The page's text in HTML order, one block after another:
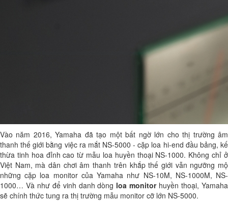
Vào năm 2016, Yamaha đã tạo một bất ngờ lớn cho thị trường âm
thanh thế giới bằng việc ra mắt NS-5000 - cặp loa hi-end đầu bảng, kế
thừa tinh hoa đỉnh cao từ mẫu loa huyền thoại NS-1000. Không chỉ ở
Việt Nam, mà dân chơi âm thanh trên khắp thế giới vẫn ngưỡng mộ
những cặp loa monitor của Yamaha như NS-10M, NS-1000M, NS-
1000… Và như để vinh danh dòng loa monitorhuyền thoại, Yamaha
sẽ chính thức tung ra thị trường mẫu monitor cỡ lớn NS-5000.